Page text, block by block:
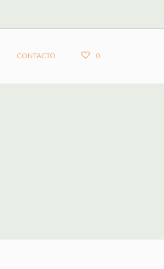
CONTACTO 0